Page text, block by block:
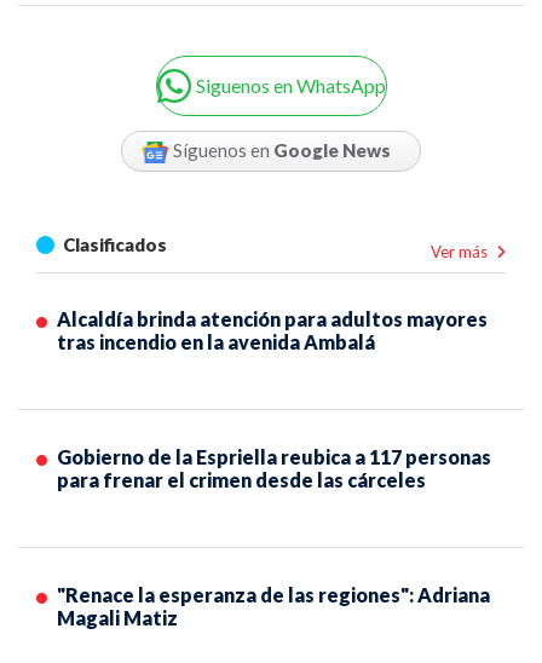
Siguenos en WhatsApp
Síguenos en Google News
Clasificados Ver más
Alcaldía brinda atención para adultos mayores
tras incendio en la avenida Ambalá
Gobierno de la Espriella reubica a 117 personas
para frenar el crimen desde las cárceles
"Renace la esperanza de las regiones": Adriana
Magali Matiz